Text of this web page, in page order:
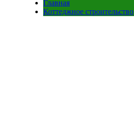
Главная
Коттеджное строительство